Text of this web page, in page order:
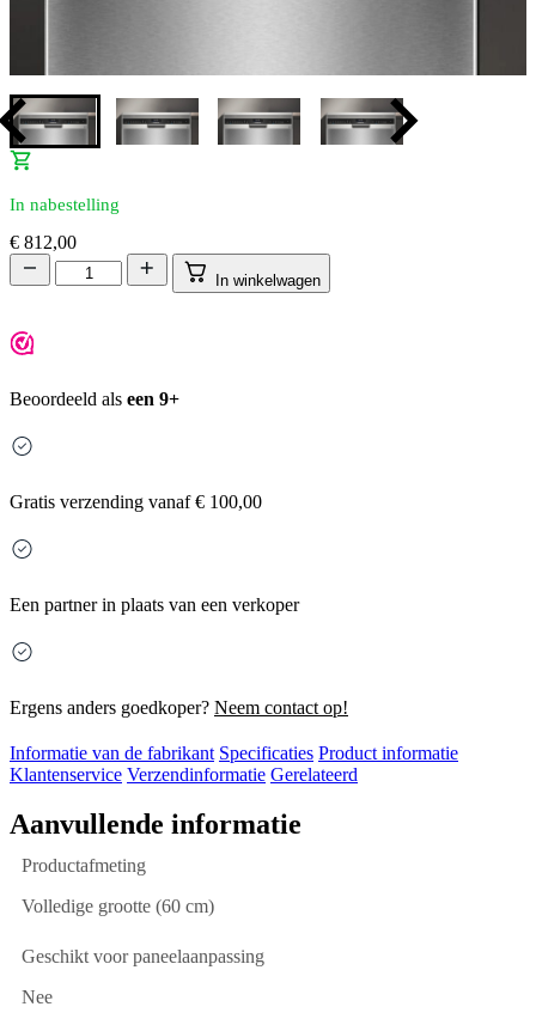
In nabestelling
€ 812,00
In winkelwagen
Beoordeeld als een 9+
Gratis verzending vanaf € 100,00
Een partner in plaats van een verkoper
Ergens anders goedkoper? Neem contact op!
Informatie van de fabrikant Specificaties Product informatie
Klantenservice Verzendinformatie Gerelateerd
Aanvullende informatie
Productafmeting
Volledige grootte (60 cm)
Geschikt voor paneelaanpassing
Nee